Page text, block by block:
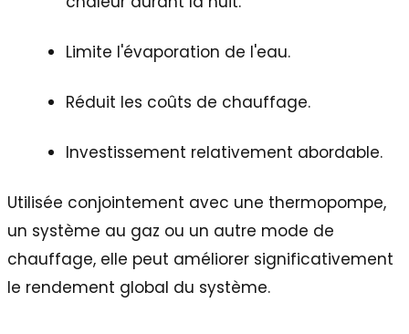
Limite l'évaporation de l'eau.
Réduit les coûts de chauffage.
Investissement relativement abordable.
Utilisée conjointement avec une thermopompe,
un système au gaz ou un autre mode de
chauffage, elle peut améliorer significativement
le rendement global du système.